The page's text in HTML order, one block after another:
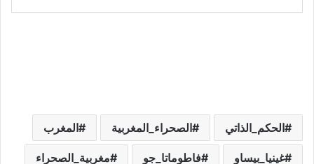
الحكم_الذاتي الصحراء_المغربية المغرب
غينيا_بيساو فاطوماتا_جو مغربية_الصحراء